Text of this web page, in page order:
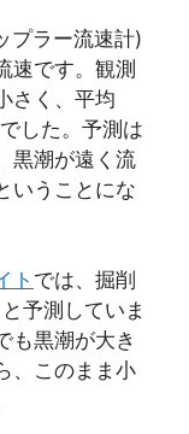
プラー流速計)
速です。観測
さく、平均
した。予測は
黒潮が遠く流
いうことにな
ト では、掘削
予測していま
も黒潮が大き
、このまま小